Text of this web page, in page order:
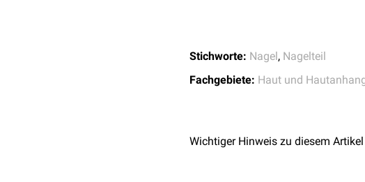
Stichworte: Nagel, Nagelteil
Fachgebiete: Haut und
Wichtiger Hinweis zu diesem Artikel